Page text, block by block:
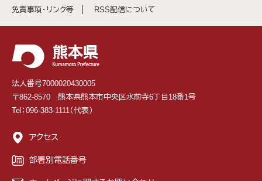
免責事項・リンク等 RSS配信について
法人番号7000020430005
〒862-8570 熊本県熊本市中央区水前寺6丁目18番1号
Tel：096-383-1111（代表）
アクセス
部署別電話番号